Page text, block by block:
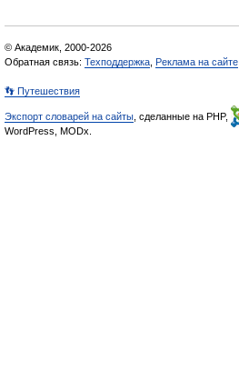
© Академик, 2000-2026
Обратная связь: Техподдержка Реклама на сайте
👣 Путешествия
Экспорт словарей на сайты , сделанные на PHP,
WordPress, MODx.